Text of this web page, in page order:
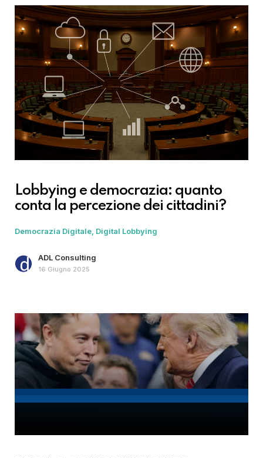
Lobbying e democrazia: quanto
conta la percezione dei cittadini?
Democrazia Digitale Digital Lobbying
ADL Consulting
16 Giugno 2025